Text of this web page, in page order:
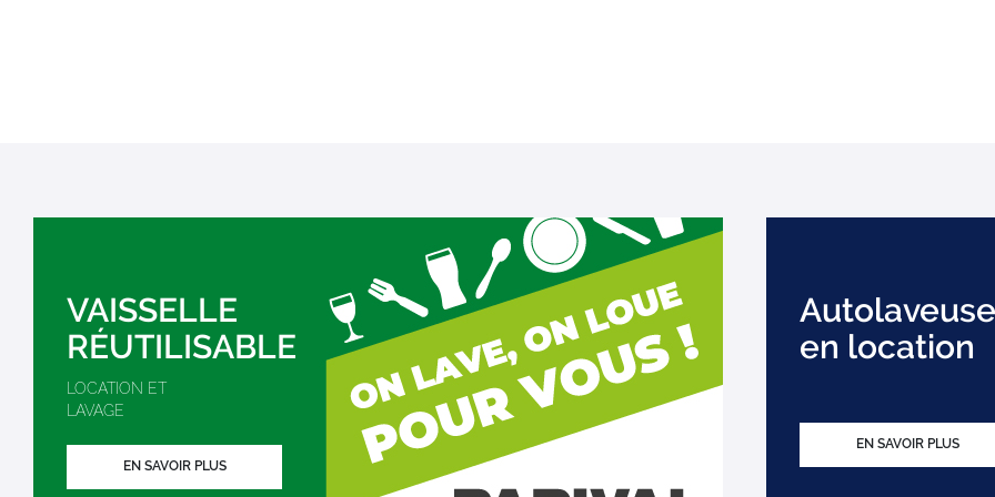
VAISSELLE
RÉUTILISABLE
LOCATION ET
LAVAGE
EN SAVOIR PLUS
en location
EN SAVOIR PLUS